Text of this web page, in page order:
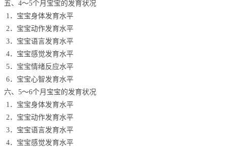
五、4～5个月宝宝的发育状况
1．宝宝身体发育水平
2．宝宝动作发育水平
3．宝宝语言发育水平
4．宝宝感觉发育水平
5．宝宝情绪反应水平
6．宝宝心智发育水平
六、5～6个月宝宝的发育状况
1．宝宝身体发育水平
2．宝宝动作发育水平
3．宝宝语言发育水平
4．宝宝感觉发育水平